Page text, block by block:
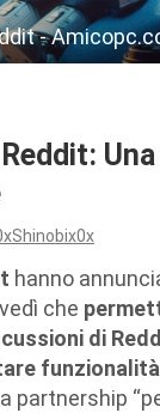
-
hanno
che
di
partnership